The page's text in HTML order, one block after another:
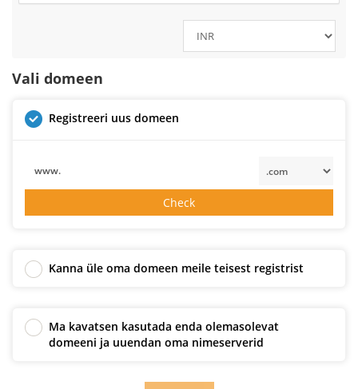
Vali domeen
Registreeri uus domeen
www.
Check
Kanna üle oma domeen meile teisest registrist
Ma kavatsen kasutada enda olemasolevat
domeeni ja uuendan oma nimeserverid